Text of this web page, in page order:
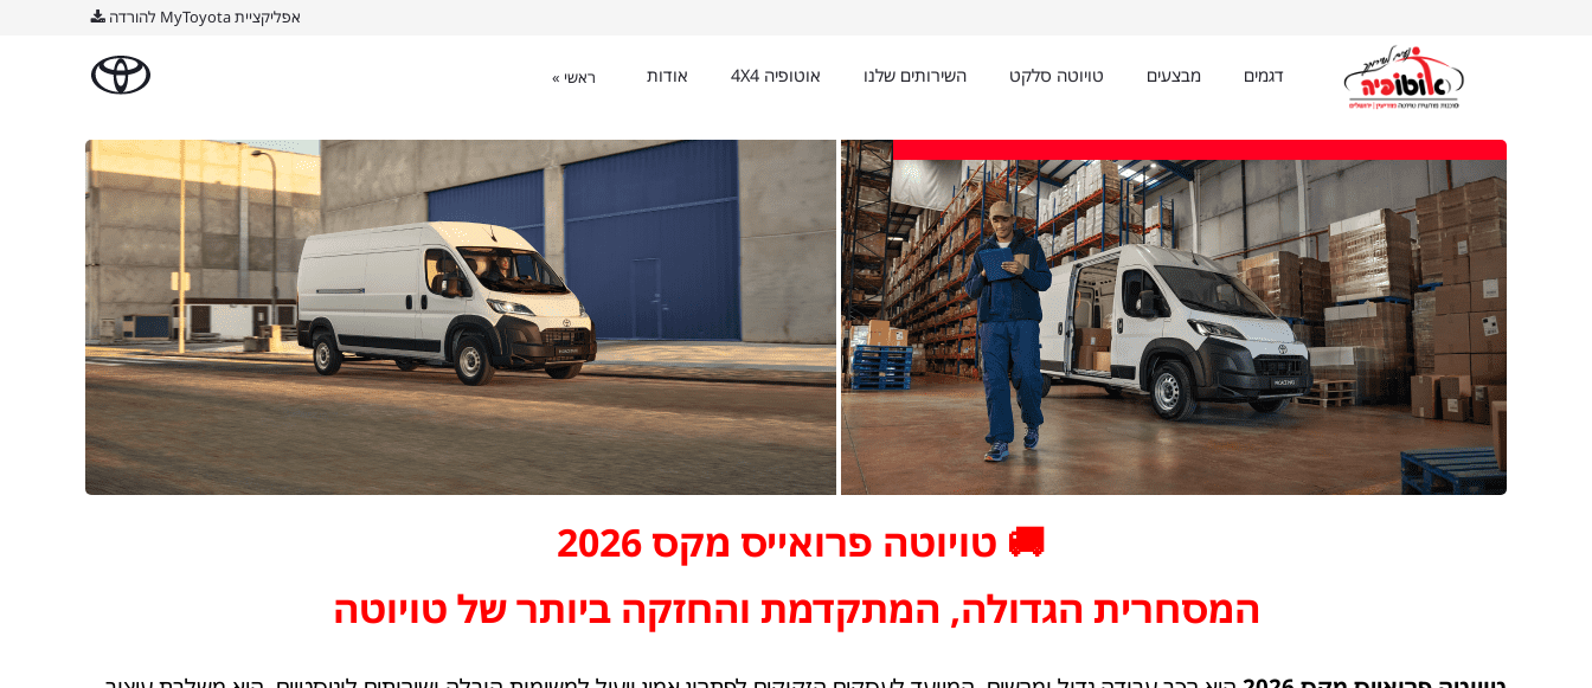
אפליקציית MyToyota להורדה
דגמים מבצעים טויוטה סלקט השירותים שלנו אוטופיה 4X4 אודות ראשי »
🚚 טויוטה פרואייס מקס 2026
המסחרית הגדולה, המתקדמת והחזקה ביותר של טויוטה